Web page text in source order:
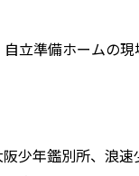
立準備ホームの
少年鑑別所、浪